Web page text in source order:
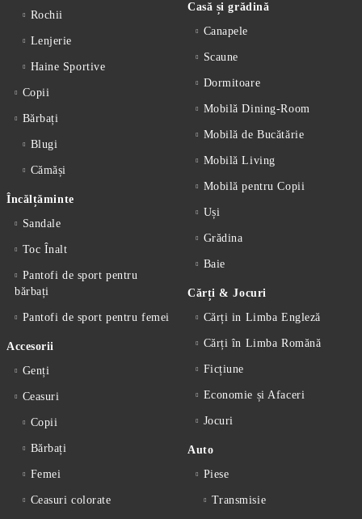
Rochii
Lenjerie
Haine Sportive
Copii
Bărbați
Blugi
Cămăși
Încălțăminte
Sandale
Toc Înalt
Pantofi de sport pentru
bărbați
Pantofi de sport pentru femei
Accesorii
Genți
Ceasuri
Copii
Bărbați
Femei
Ceasuri colorate
Casă și grădină
Canapele
Scaune
Dormitoare
Mobilă Dining-Room
Mobilă de Bucătărie
Mobilă Living
Mobilă pentru Copii
Uși
Grădina
Baie
Cărți & Jocuri
Cărți in Limba Engleză
Cărți în Limba Romănă
Ficțiune
Economie și Afaceri
Jocuri
Auto
Piese
Transmisie